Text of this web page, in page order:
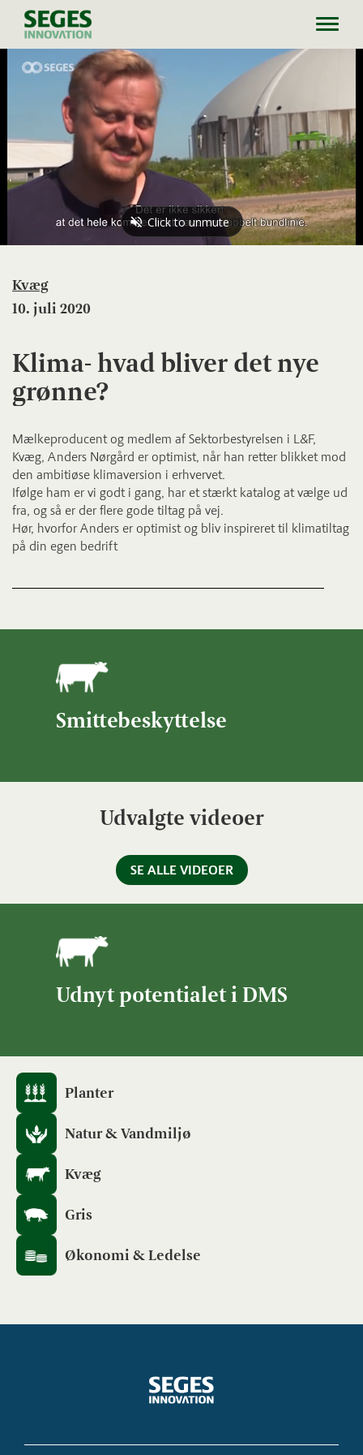
Kvæg
10. juli 2020
Klima- hvad bliver det nye
grønne?
Mælkeproducent og medlem af Sektorbestyrelsen i L&F,
Kvæg, Anders Nørgård er optimist, når han retter blikket mod
den ambitiøse klimaversion i erhvervet.
Ifølge ham er vi godt i gang, har et stærkt katalog at vælge ud
fra, og så er der flere gode tiltag på vej.
Hør, hvorfor Anders er optimist og bliv inspireret til klimatiltag
på din egen bedrift
Smittebeskyttelse
Udvalgte videoer
SE ALLE VIDEOER
Udnyt potentialet i DMS
Planter
Natur & Vandmiljø
Kvæg
Gris
Økonomi & Ledelse